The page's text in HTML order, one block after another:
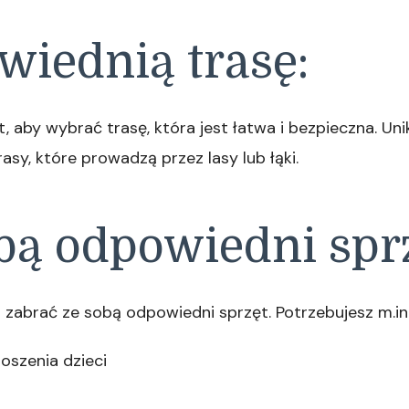
trasę:
aby wybrać trasę, która jest łatwa i bezpieczna.
które prowadzą przez lasy lub łąki.
odpowiedni
ze sobą odpowiedni sprzęt. Potrzebujesz
dzieci